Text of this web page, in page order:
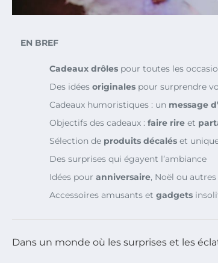
EN BREF
Cadeaux drôles pour toutes les
Des idées originales pour surprendre
Cadeaux humoristiques : un message
Objectifs des cadeaux : faire rire et
Sélection de produits décalés et
Des surprises qui égayent l’ambiance
Idées pour anniversaire, Noël ou
Accessoires amusants et gadgets
Dans un monde où les surprises et les